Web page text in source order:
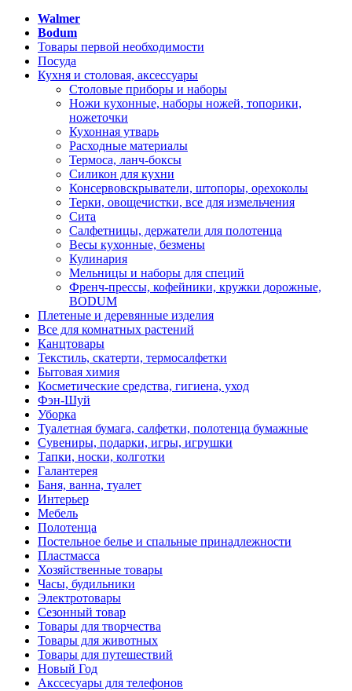
Walmer
Bodum
Товары первой необходимости
Посуда
Кухня и столовая, аксессуары
Столовые приборы и наборы
Ножи кухонные, наборы ножей, топорики,
ножеточки
Кухонная утварь
Расходные материалы
Термоса, ланч-боксы
Силикон для кухни
Консервовскрыватели, штопоры, орехоколы
Терки, овощечистки, все для измельчения
Сита
Салфетницы, держатели для полотенца
Весы кухонные, безмены
Кулинария
Мельницы и наборы для специй
Френч-прессы, кофейники, кружки дорожные,
BODUM
Плетеные и деревянные изделия
Все для комнатных растений
Канцтовары
Текстиль, скатерти, термосалфетки
Бытовая химия
Косметические средства, гигиена, уход
Фэн-Шуй
Уборка
Туалетная бумага, салфетки, полотенца бумажные
Сувениры, подарки, игры, игрушки
Тапки, носки, колготки
Галантерея
Баня, ванна, туалет
Интерьер
Мебель
Полотенца
Постельное белье и спальные принадлежности
Пластмасса
Хозяйственные товары
Часы, будильники
Электротовары
Сезонный товар
Товары для творчества
Товары для животных
Товары для путешествий
Новый Год
Акссесуары для телефонов